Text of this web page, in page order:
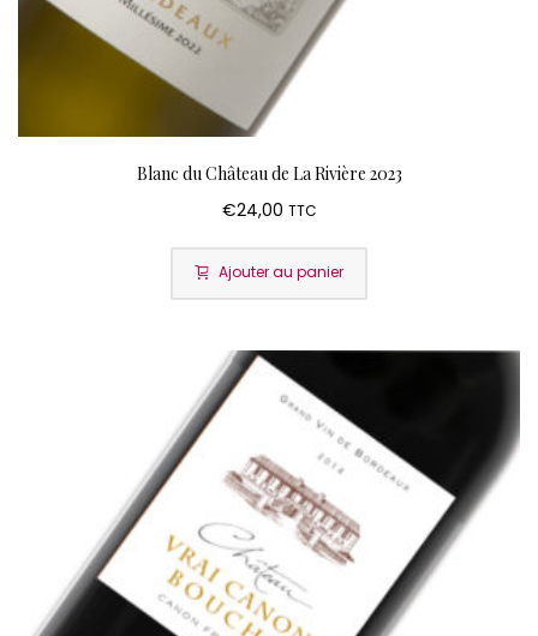
Blanc du Château de La Rivière 2023
€24,00 TTC
Ajouter au panier